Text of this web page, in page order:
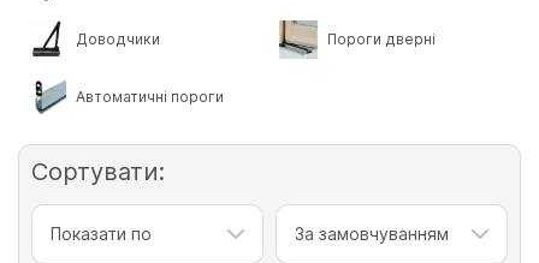
Доводчики Пороги дверні
Автоматичні пороги
Сортувати:
Показати по За замовчуванням